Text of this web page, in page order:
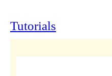
Tutorials